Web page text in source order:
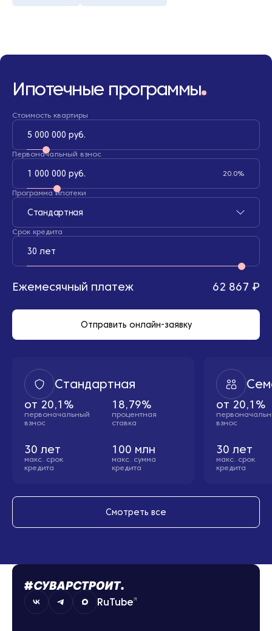
Ипотечные программы
Смотреть все
Стоимость квартиры
5 000 000 руб.
Первоначальный взнос
1 000 000 руб. 20.0%
Программа ипотеки
Стандартная
Срок кредита
30 лет
Ежемесячный платеж 62 867 ₽
Отправить онлайн-заявку
Стандартная
от 20,1%
первоначальный
взнос
18,79%
процентная
ставка
30 лет
макс. cрок
кредита
100 млн
макс. сумма
кредита
от 20,1%
взнос
30 лет
макс. cрок
кредита
RuTube